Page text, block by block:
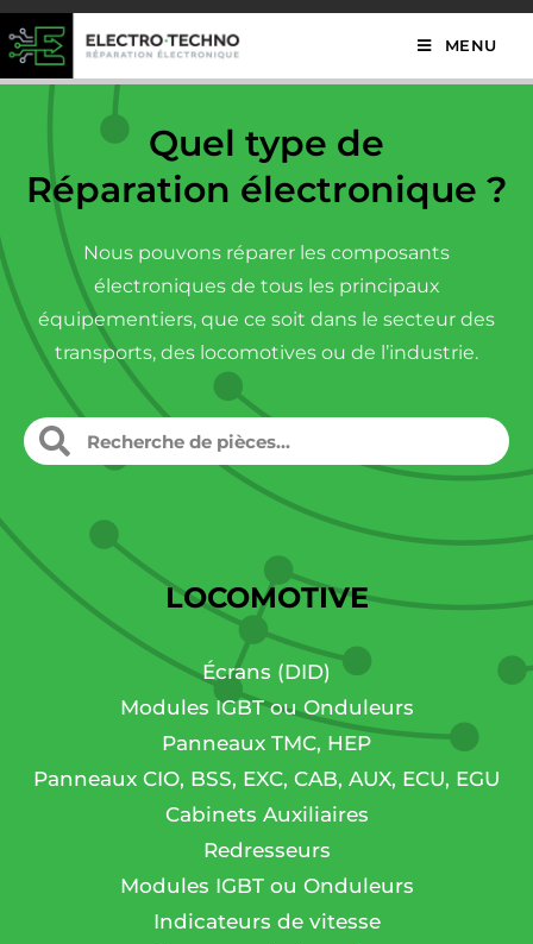
MENU
Quel type de
Réparation électronique ?
Nous pouvons réparer les composants
électroniques de tous les principaux
équipementiers, que ce soit dans le secteur des
transports, des locomotives ou de l’industrie.
LOCOMOTIVE
Écrans (DID)
Modules IGBT ou Onduleurs
Panneaux TMC, HEP
Panneaux CIO, BSS, EXC, CAB, AUX, ECU, EGU
Cabinets Auxiliaires
Redresseurs
Modules IGBT ou Onduleurs
Indicateurs de vitesse